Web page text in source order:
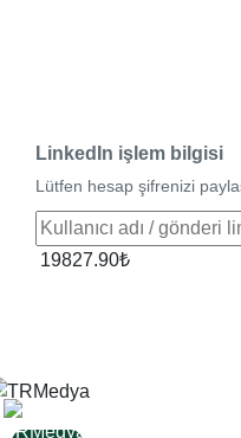
LinkedIn işlem bilgisi
Lütfen hesap şifrenizi
19827.90₺